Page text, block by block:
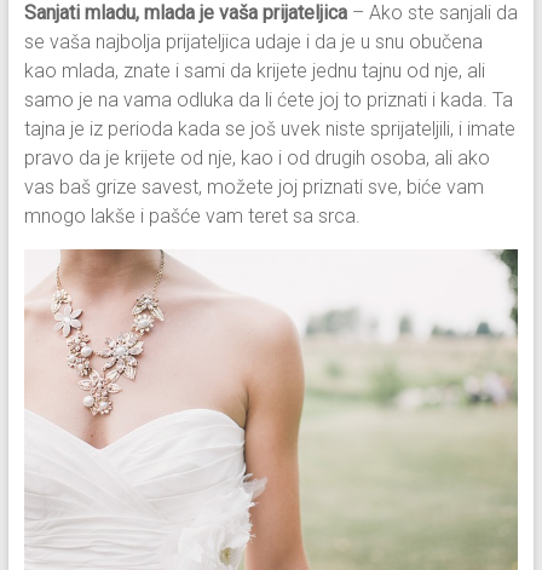
Sanjati mladu, mlada je vaša prijateljica– Ako ste sanjali da
se vaša najbolja prijateljica udaje i da je u snu obučena
kao mlada, znate i sami da krijete jednu tajnu od nje, ali
samo je na vama odluka da li ćete joj to priznati i kada. Ta
tajna je iz perioda kada se još uvek niste sprijateljili, i imate
pravo da je krijete od nje, kao i od drugih osoba, ali ako
vas baš grize savest, možete joj priznati sve, biće vam
mnogo lakše i pašće vam teret sa srca.